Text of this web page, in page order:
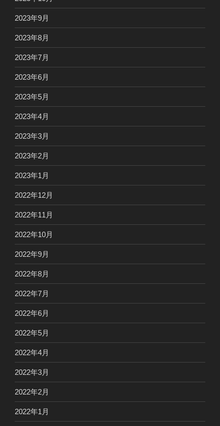
2023年9月
2023年8月
2023年7月
2023年6月
2023年5月
2023年4月
2023年3月
2023年2月
2023年1月
2022年12月
2022年11月
2022年10月
2022年9月
2022年8月
2022年7月
2022年6月
2022年5月
2022年4月
2022年3月
2022年2月
2022年1月